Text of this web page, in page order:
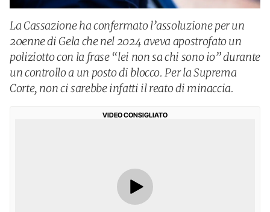
La Cassazione ha confermato l’assoluzione per un
20enne di Gela che nel 2024 aveva apostrofato un
poliziotto con la frase “lei non sa chi sono io” durante
un controllo a un posto di blocco. Per la Suprema
Corte, non ci sarebbe infatti il reato di minaccia.
VIDEO CONSIGLIATO